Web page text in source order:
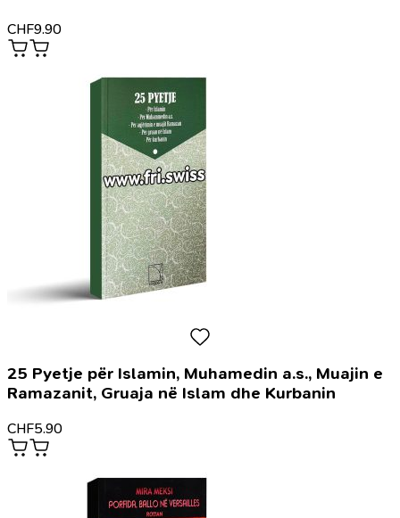
CHF9.90
25 Pyetje për Islamin, Muhamedin a.s., Muajin e
Ramazanit, Gruaja në Islam dhe Kurbanin
CHF5.90